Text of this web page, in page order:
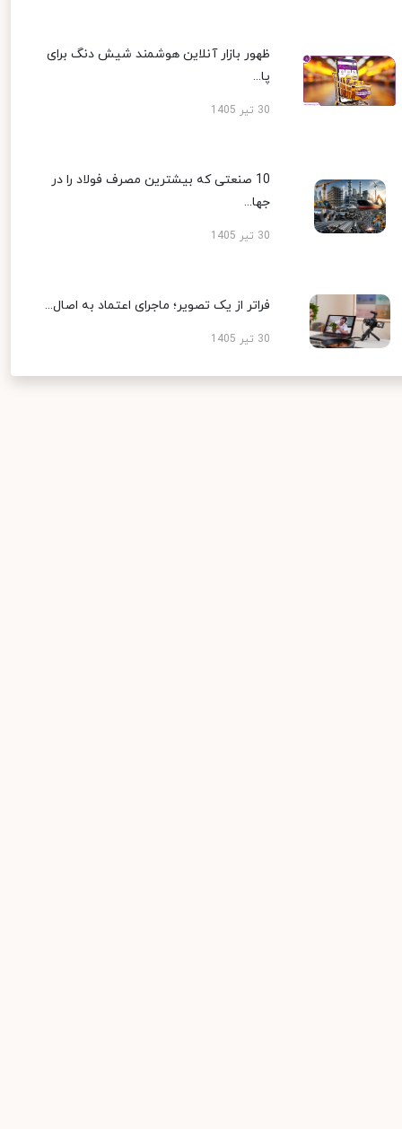
ظهور بازار آنلاین هوشمند شیش دنگ برای
پا...
30 تیر 1405
10 صنعتی که بیشترین مصرف فولاد را در
جها...
30 تیر 1405
فراتر از یک تصویر؛ ماجرای اعتماد به اصال...
30 تیر 1405